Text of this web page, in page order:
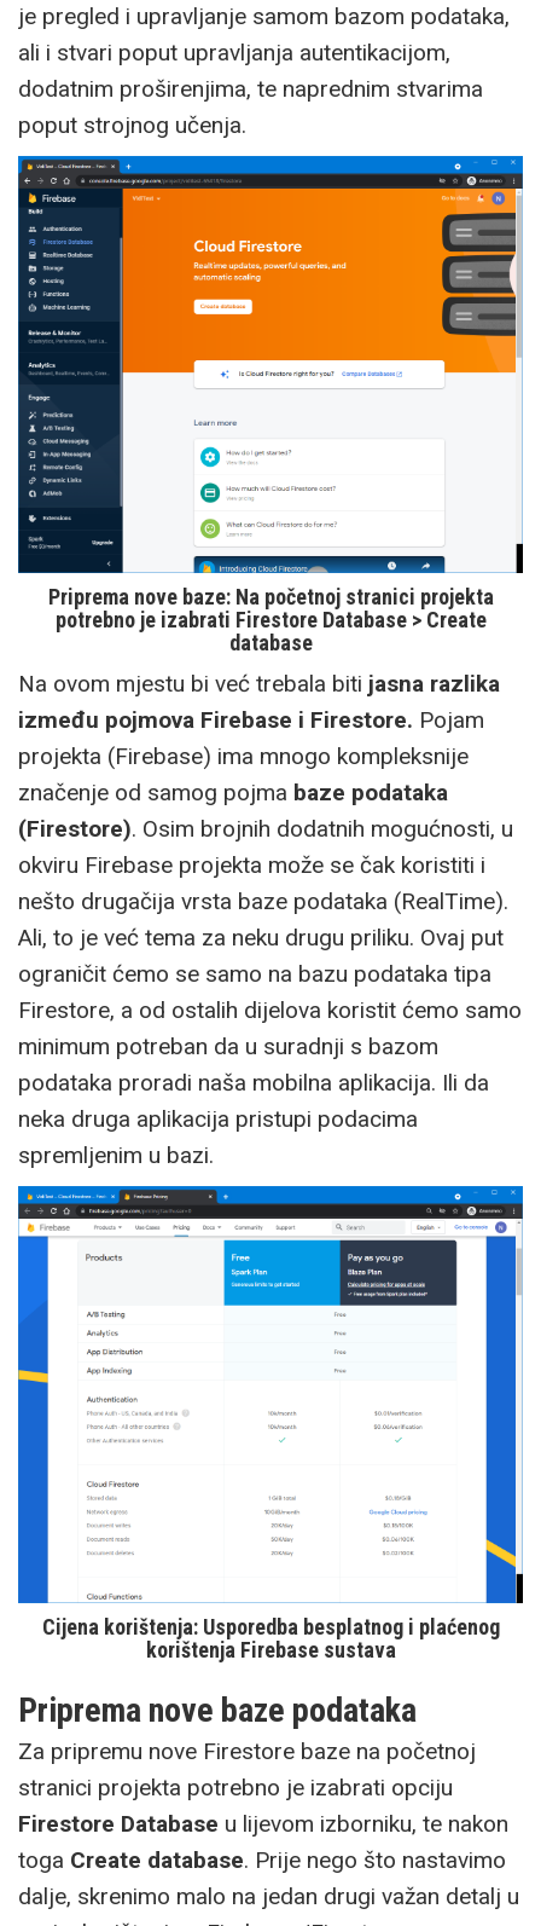
je pregled i upravljanje samom bazom podataka,
ali i stvari poput upravljanja autentikacijom,
dodatnim proširenjima, te naprednim stvarima
poput strojnog učenja.
Priprema nove baze: Na početnoj stranici projekta
potrebno je izabrati Firestore Database > Create
database
Na ovom mjestu bi već trebala biti jasna razlika
između pojmova Firebase i Firestore. Pojam
projekta (Firebase) ima mnogo kompleksnije
značenje od samog pojma baze podataka
(Firestore). Osim brojnih dodatnih mogućnosti, u
okviru Firebase projekta može se čak koristiti i
nešto drugačija vrsta baze podataka (RealTime).
Ali, to je već tema za neku drugu priliku. Ovaj put
ograničit ćemo se samo na bazu podataka tipa
Firestore, a od ostalih dijelova koristit ćemo samo
minimum potreban da u suradnji s bazom
podataka proradi naša mobilna aplikacija. Ili da
neka druga aplikacija pristupi podacima
spremljenim u bazi.
Cijena korištenja: Usporedba besplatnog i plaćenog
korištenja Firebase sustava
Priprema nove baze podataka
Za pripremu nove Firestore baze na početnoj
stranici projekta potrebno je izabrati opciju
Firestore Database u lijevom izborniku, te nakon
toga Create database. Prije nego što nastavimo
dalje, skrenimo malo na jedan drugi važan detalj u